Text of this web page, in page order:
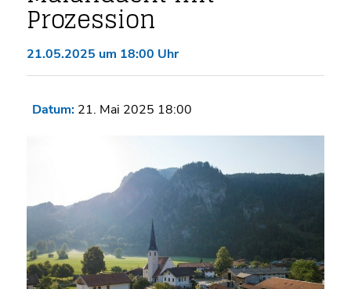
Prozession
21.05.2025 um 18:00 Uhr
Datum: 21. Mai 2025 18:00